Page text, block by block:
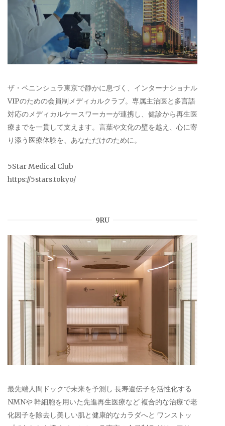
ザ・ペニンシュラ東京で静かに息づく、インターナショナル
VIPのための会員制メディカルクラブ。専属主治医と多言語
対応のメディカルケースワーカーが連携し、健診から再生医
療までを一貫して支えます。言葉や文化の壁を越え、心に寄
り添う医療体験を、あなただけのために。
5Star Medical Club
https://5stars.tokyo/
9RU
最先端人間ドックで未来を予測し 長寿遺伝子を活性化する
NMNや 幹細胞を用いた先進再生医療など 複合的な治療で老
化因子を除去し美しい肌と健康的なカラダへと ワンストッ